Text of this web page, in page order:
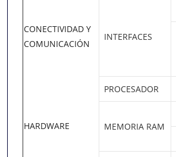
CONECTIVIDAD Y
COMUNICACIÓN
INTERFACES
HARDWARE
PROCESADOR
MEMORIA RAM